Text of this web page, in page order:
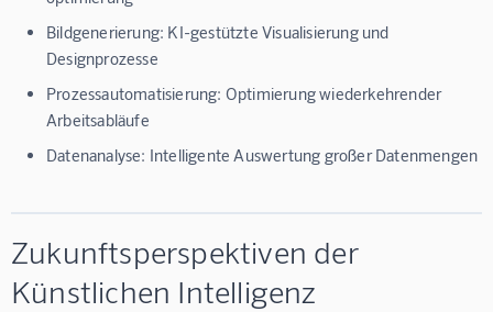
Bildgenerierung: KI-gestützte Visualisierung und
Designprozesse
Prozessautomatisierung: Optimierung wiederkehrender
Arbeitsabläufe
Datenanalyse: Intelligente Auswertung großer Datenmengen
Zukunftsperspektiven der
Künstlichen Intelligenz